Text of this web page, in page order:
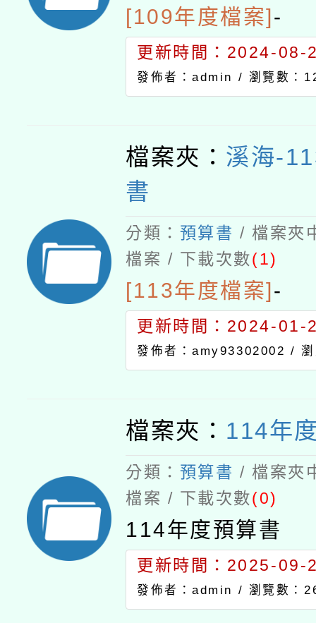
[109年度檔案]-
更新時間：2024-08-
發佈者：admin / 瀏覽數：
檔案夾： 溪海-
書
分類： 預算書 / 檔案夾
檔案 / 下載次數(1)
[113年度檔案]-
更新時間：2024-01-
發佈者：amy93302002 /
檔案夾： 114年
分類： 預算書 / 檔案夾
檔案 / 下載次數(0)
114年度預算書
更新時間：2025-09-
發佈者：admin / 瀏覽數：